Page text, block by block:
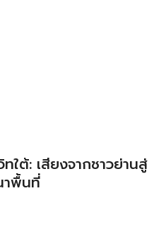
ต้: เสียงจากชาวย่านสู่
าพื้นที่